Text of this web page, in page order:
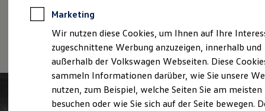
Anpfiff zum Gewinn
Elektroautos
ID. Tutorials
Elektrofahrzeugkonzepte
Reichweite
Reichweite der ID. Modelle
Reichweite im Winter
(Impressum & Rechtliches)
Marketing
Wir nutzen diese Cookies, um Ihnen auf Ihre
zugeschnittene Werbung anzuzeigen, innerhalb und
außerhalb der Volkswagen Webseiten. Diese
sammeln Informationen darüber, wie Sie unsere
nutzen, zum Beispiel, welche Seiten Sie am meisten
besuchen oder wie Sie sich auf der Seite bewegen.